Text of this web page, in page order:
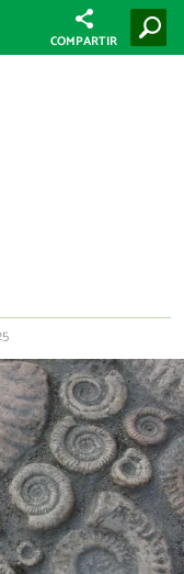
COMPARTIR